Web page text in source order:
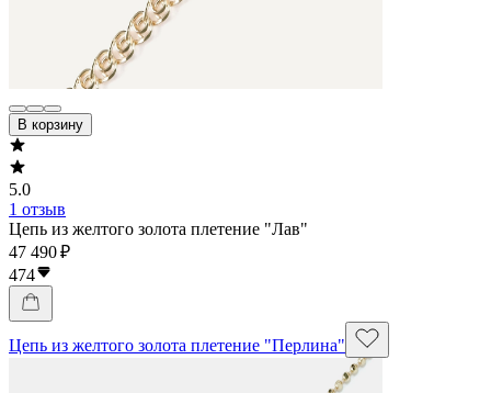
В корзину
5.0
1 отзыв
Цепь из желтого золота плетение "Лав"
47 490 ₽
474
Цепь из желтого золота плетение "Перлина"